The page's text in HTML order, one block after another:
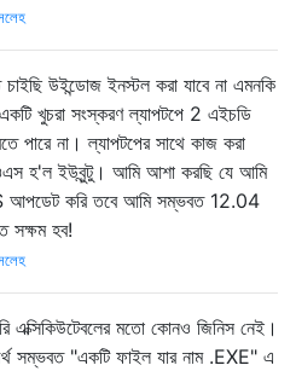
উইন্ডোজ ইনস্টল করা যাবে না এমনকি
খুচরা সংস্করণ ল্যাপটপে 2 এইচডি
পারে না। ল্যাপটপের সাথে কাজ করা
হ'ল ইউবুন্টু। আমি আশা করছি যে আমি
আপডেট করি তবে আমি সম্ভবত 12.04
সক্ষম হব!
এক্সিকিউটেবলের মতো কোনও জিনিস নেই।
সম্ভবত "একটি ফাইল যার নাম .EXE" এ